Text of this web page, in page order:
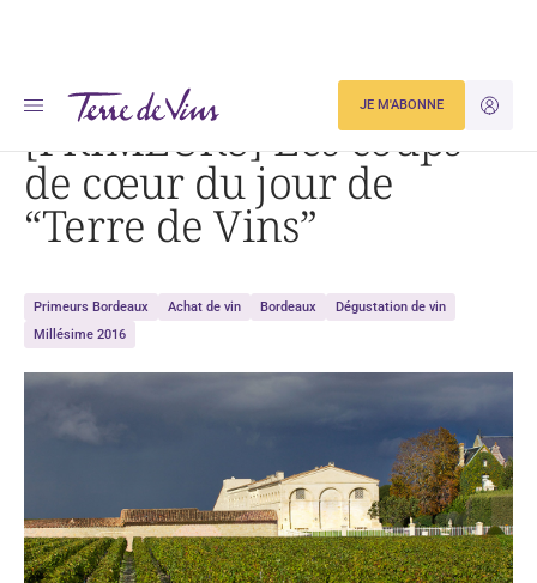
JE
JE M'ABONNE
Accueil [PRIMEURS] Les coups de cœur du jour de « Terre de Vins »
[PRIMEURS] Les coups
de cœur du jour de
“Terre de Vins”
Primeurs Bordeaux Achat de vin Bordeaux
Dégustation de vin
Millésime 2016